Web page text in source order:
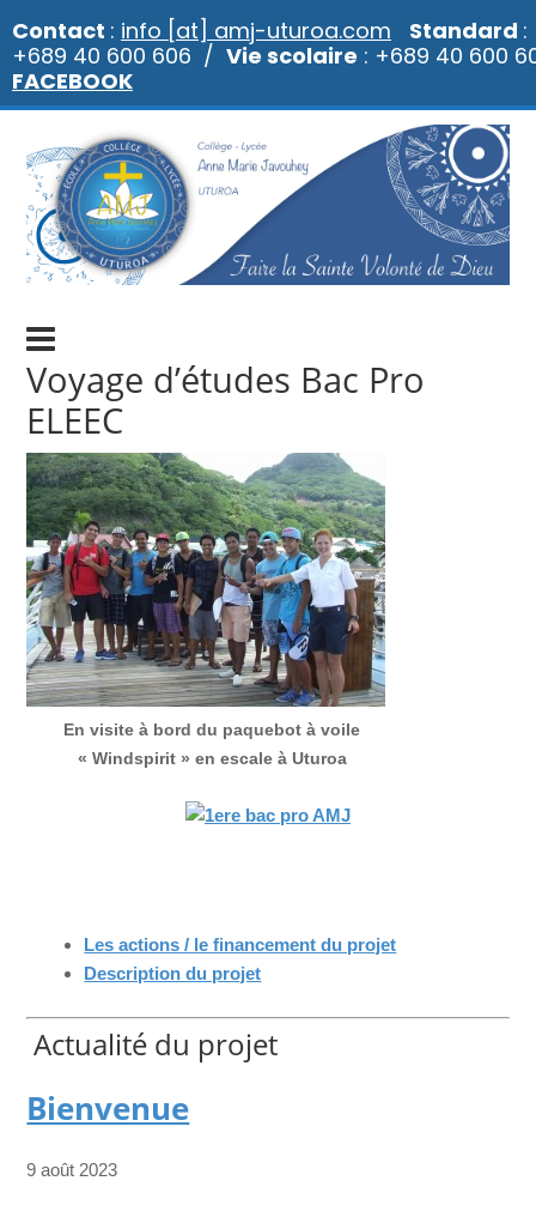
Voyage d’études Bac Pro
ELEEC
En visite à bord du paquebot à voile
« Windspirit » en escale à Uturoa
Les actions / le financement du projet
Description du projet
Actualité du projet
Bienvenue
9 août 2023
Contact : info [at] amj-uturoa.com Standard :
+689 40 600 606 / Vie scolaire : +689 40 600
FACEBOOK